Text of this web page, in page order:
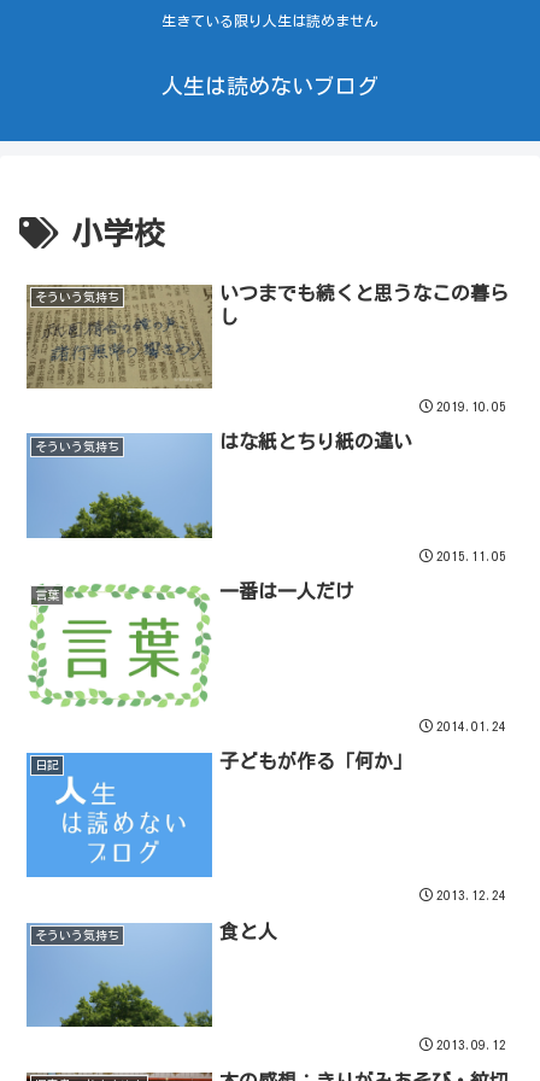
生きている限り人生は読めません
人生は読めないブログ
小学校
そういう気持ち
いつまでも続くと思うなこの暮ら
し
2019.10.05
そういう気持ち はな紙とちり紙の違い
2015.11.05
言葉 一番は一人だけ
2014.01.24
日記 子どもが作る「何か」
2013.12.24
そういう気持ち 食と人
2013.09.12